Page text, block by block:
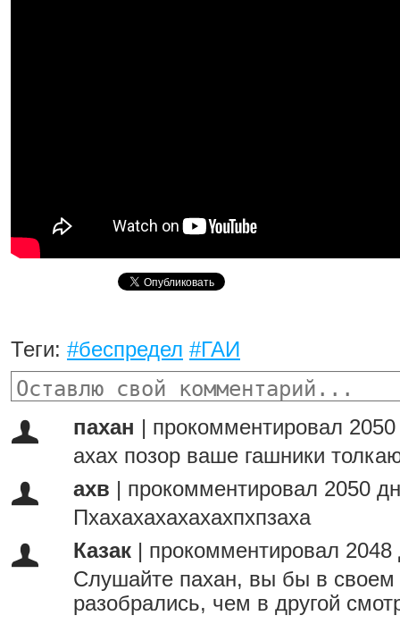
Теги: #беспредел #ГАИ
пахан
прокомментировал
ахах позор ваше гашники
ахв
прокомментировал 2050
Пхахахахахахахпхпзаха
Казак
прокомментировал 2048
Слушайте пахан, вы бы в своем
разобрались, чем в другой